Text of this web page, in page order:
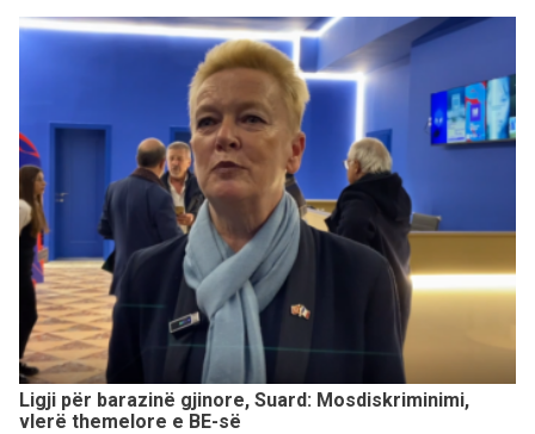
Ligji për barazinë gjinore, Suard: Mosdiskriminimi,
vlerë themelore e BE-së